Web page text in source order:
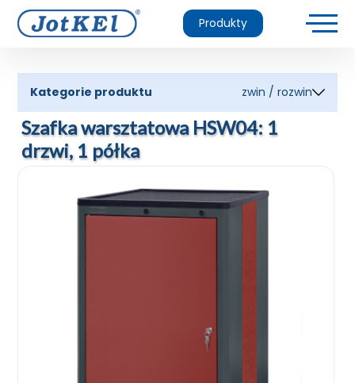
Produkty
Kategorie produktu zwin / rozwin
Szafka warsztatowa HSW04: 1
drzwi, 1 półka